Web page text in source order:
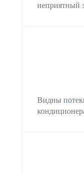
неприятный
Видны